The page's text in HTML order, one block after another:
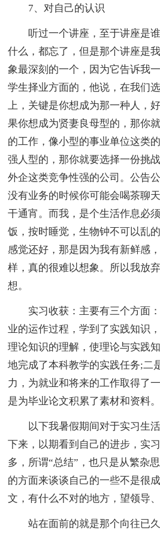
7、对自己的认识
听过一个讲座，至于讲座是谁
什么，都忘了，但是那个讲座是
象最深刻的一个，因为它告诉我
学生择业方面的，他说，在我们
上，关键是你想成为那一种人，
果你想成为贤妻良母型的，那你
的工作，像小型的事业单位这类
强人型的，那你就要选择一份挑
外企这类竞争性强的公司。公告
没有业务的时候你可能会喝茶聊
干通宵。而我，是个生活作息必
饭，按时睡觉，生物钟不可以乱
感觉还好，那是因为我有新鲜感
样，真的很难以想象。所以我放
想。
实习收获：主要有三个方面：
业的运作过程，学到了实践知识
理论知识的理解，使理论与实践
地完成了本科教学的实践任务;二
力，为就业和将来的工作取得了
是为毕业论文积累了素材和资料
以下我暑假期间对于实习生活
下来，以期看到自己的进步，实
多，所谓“总结”，也只是从繁杂
的方面来谈谈自己的一些不是很
文，有什么不对的地方，望领导
站在面前的就是那个向往已久